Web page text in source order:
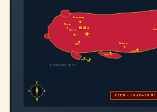
МОСКВА
Ленинград
Киев
Минск
Ташкент
Алма-Ата
Байконур
ТбилисиБаку
Рига
С
Ю
З
В
СССР · 1922—1991
БАЛТИЙСКОЕ МОРЕ